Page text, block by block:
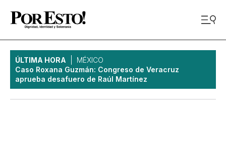
ÚLTIMA HORA
MÉXICO
Caso Roxana Guzmán: Congreso de Veracruz
aprueba desafuero de Raúl Martínez